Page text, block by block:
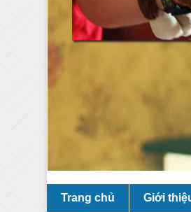
Trang chủ Giới